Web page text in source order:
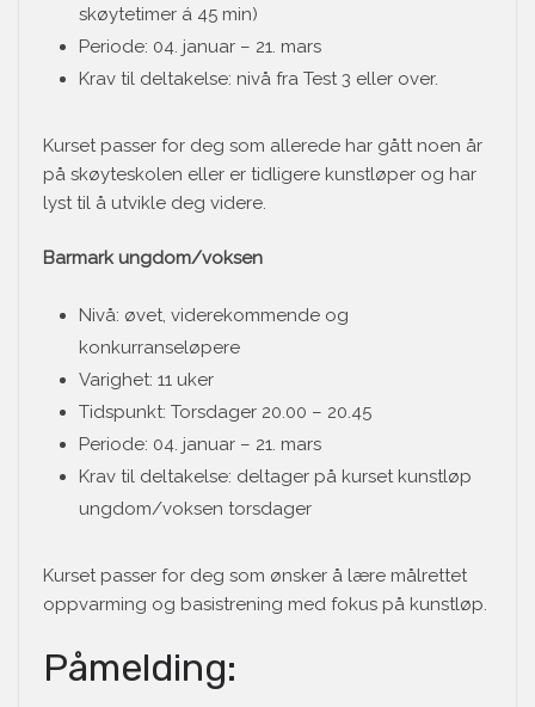
skøytetimer á 45 min)
Periode: 04. januar – 21. mars
Krav til deltakelse: nivå fra Test 3 eller over.
Kurset passer for deg som allerede har gått noen år
på skøyteskolen eller er tidligere kunstløper og har
lyst til å utvikle deg videre.
Barmark ungdom/voksen
Nivå: øvet, viderekommende og
konkurranseløpere
Varighet: 11 uker
Tidspunkt: Torsdager 20.00 – 20.45
Periode: 04. januar – 21. mars
Krav til deltakelse: deltager på kurset kunstløp
ungdom/voksen torsdager
Kurset passer for deg som ønsker å lære målrettet
oppvarming og basistrening med fokus på kunstløp.
Påmelding: